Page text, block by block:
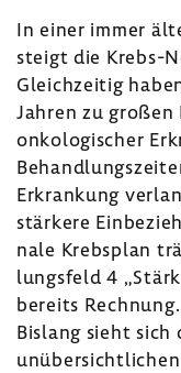
In einer immer
steigt die Krebs-​
Gleich­zeitig
Jahren zu
onko­lo­gi­scher
Erkran­kung
stär­kere
nale Krebs­plan
lungs­feld 4
bereits Rech­nung.
Bislang sieht sich